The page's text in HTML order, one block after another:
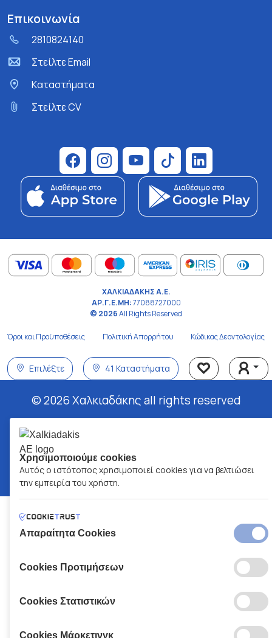
Επικοινωνία
2810824140
Στείλτε Email
Kαταστήματα
Στείλτε CV
ΧΑΛΚΙΑΔΑΚΗΣ Α.Ε.
ΑΡ.Γ.Ε.ΜΗ:77088727000
© 2026All Rights Reserved
Όροι και Προϋποθέσεις Πολιτική Απορρήτου Κώδικας Δεοντολογίας
Επιλέξτε 41 Καταστήματα
© 2026 Χαλκιαδάκης all rights reserved
Χρησιμοποιούμε cookies
Αυτός ο ιστότοπος χρησιμοποιεί cookies για να βελτιώσει
την εμπειρία του χρήστη.
Απαραίτητα Cookies
Cookies Προτιμήσεων
Cookies Στατιστικών
Cookies Μάρκετινγκ